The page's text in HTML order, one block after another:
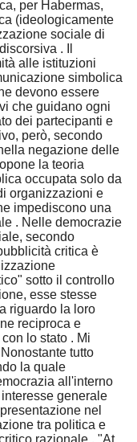
per Habermas,
(ideologicamente
sociale di
. Il
alle istituzioni
simbolica
devono essere
che guidano ogni
dei partecipanti e
però, secondo
negazione delle
la teoria
occupata solo da
organizzazioni e
impediscono una
. Nelle democrazie
secondo
critica è
sotto il controllo
esse stesse
riguardo la loro
reciproca e
lo stato . Mi
tutto
la quale
all'interno
generale
nel
tra politica e